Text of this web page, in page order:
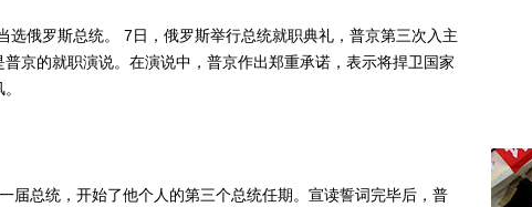
俄罗斯总统。 7日，俄罗斯举行总统就职典礼，普京第三次入主
京的就职演说。在演说中，普京作出郑重承诺，表示将捍卫国家
总统，开始了他个人的第三个总统任期。宣读誓词完毕后，普